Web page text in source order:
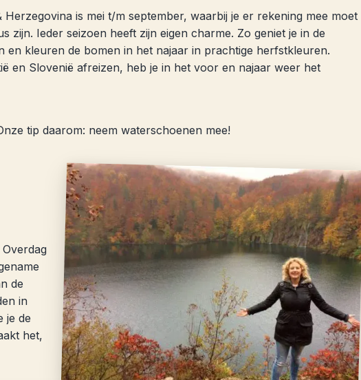
is mei t/m september, waarbij je er rekening mee moet
zijn. Ieder seizoen heeft zijn eigen charme. Zo geniet je in de
kleuren de bomen in het najaar in prachtige herfstkleuren.
en Slovenië afreizen, heb je in het voor en najaar weer het
tip daarom: neem waterschoenen mee!
de
in
je de
het,